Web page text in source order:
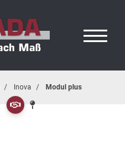
Inova Modul plus